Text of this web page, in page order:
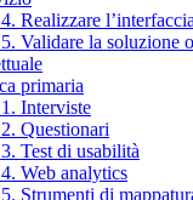
Realizzare
Validare la soluzione
primaria
Interviste
Questionari
Test di usabilità
Web analytics
Strumenti di